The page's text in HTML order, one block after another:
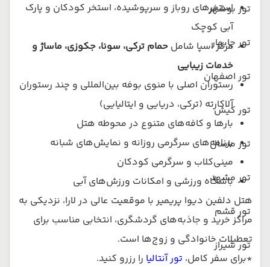
تور بوشهر
تور چابهار
تور اصفهان
تور کیش
تور ماسال
تور مشهد
تور قشم
تور شیراز
استخرهای روباز و سرپوشیده، استخر کودکان و پارک
آبی کوچک
مرکز اسپا شامل حمام ترکی، سونا، جکوزی، ماساژ و
خدمات زیبایی
رستوران اصلی با منوی بوفه بین‌المللی و چند رستوران
آلاکارته (ترکی، دریایی و ایتالیایی)
بارها و کافه‌های متنوع در محوطه هتل
برنامه‌های سرگرمی روزانه و نمایش‌های شبانه
مینی‌کلاب و سرگرمی کودکان
باشگاه ورزشی و امکانات ورزش‌های آبی
هتل دلفین دیوا پریمیر با موقعیت عالی در لارا، نزدیکی به
مراکز خرید و جاذبه‌های گردشگری، انتخابی مناسب برای
تعطیلات خانوادگی و زوج‌ها است.
*برای سفر کامل، تور آنتالیا را رزرو کنید.